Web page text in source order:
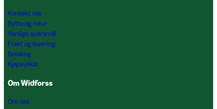
Kontakt oss
Bytte og retur
Vanlige spørsmål
Frakt og levering
Betaling
Kjøpsvilkår
Om Widforss
Om oss